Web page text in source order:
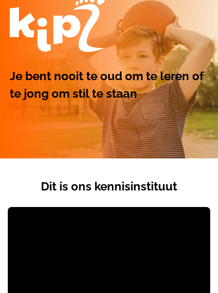
Je bent nooit te oud om te leren of
te jong om stil te staan
Dit is ons kennisinstituut